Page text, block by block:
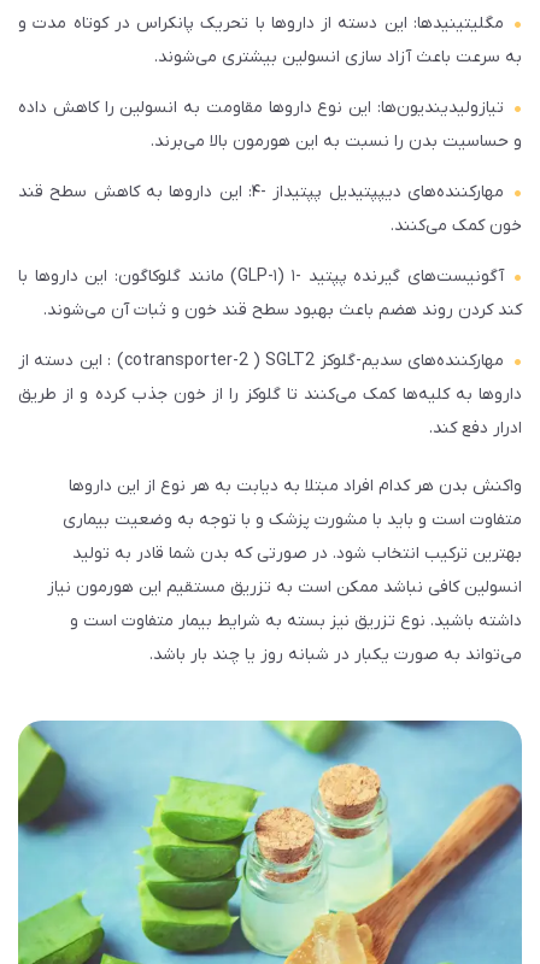
مگلیتینیدها: این دسته از داروها با تحریک پانکراس در کوتاه مدت و
به سرعت باعث آزاد سازی انسولین بیشتری می‌شوند.
تیازولیدیندیون‌ها: این نوع داروها مقاومت به انسولین را کاهش داده
و حساسیت بدن را نسبت به این هورمون بالا می‌برند.
مهارکننده‌های دیپپتیدیل پپتیداز -۴: این داروها به کاهش سطح قند
خون کمک می‌کنند.
آگونیست‌های گیرنده پپتید -۱ (GLP-۱) مانند گلوکاگون: این داروها با
کند کردن روند هضم باعث بهبود سطح قند خون و ثبات آن می‌شوند.
مهارکننده‌های سدیم-گلوکز cotransporter-2 ) SGLT2) : این دسته از
داروها به کلیه‌ها کمک می‌کنند تا گلوکز را از خون جذب کرده و از طریق
ادرار دفع کند.
واکنش بدن هر کدام افراد مبتلا به دیابت به هر نوع از این داروها
متفاوت است و باید با مشورت پزشک و با توجه به وضعیت بیماری
بهترین ترکیب انتخاب شود. در صورتی که بدن شما قادر به تولید
انسولین کافی نباشد ممکن است به تزریق مستقیم این هورمون نیاز
داشته باشید. نوع تزریق نیز بسته به شرایط بیمار متفاوت است و
می‌تواند به صورت یکبار در شبانه روز یا چند بار باشد.